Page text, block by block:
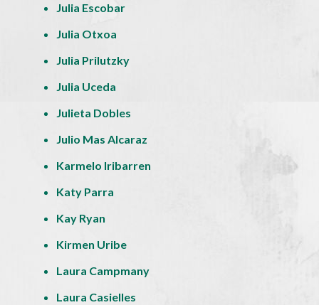
Julia Escobar
Julia Otxoa
Julia Prilutzky
Julia Uceda
Julieta Dobles
Julio Mas Alcaraz
Karmelo Iribarren
Katy Parra
Kay Ryan
Kirmen Uribe
Laura Campmany
Laura Casielles